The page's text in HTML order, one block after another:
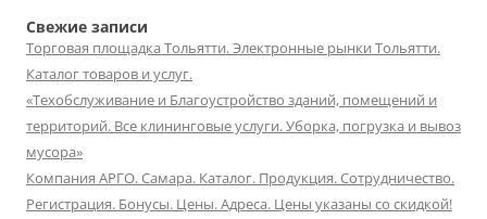
Свежие записи
Торговая площадка Тольятти. Электронные рынки Тольятти.
Каталог товаров и услуг.
«Техобслуживание и Благоустройство зданий, помещений и
территорий. Все клининговые услуги. Уборка, погрузка и вывоз
мусора»
Компания АРГО. Самара. Каталог. Продукция. Сотрудничество.
Регистрация. Бонусы. Цены. Адреса. Цены указаны со скидкой!